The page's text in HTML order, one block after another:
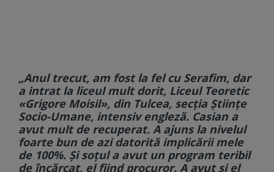
„Anul trecut, am fost la fel cu Serafim, dar
a intrat la liceul mult dorit, Liceul Teoretic
«Grigore Moisil», din Tulcea, secția Științe
Socio-Umane, intensiv engleză. Casian a
avut mult de recuperat. A ajuns la nivelul
foarte bun de azi datorită implicării mele
de 100%. Și soțul a avut un program teribil
de încărcat, el fiind procuror. A avut și el